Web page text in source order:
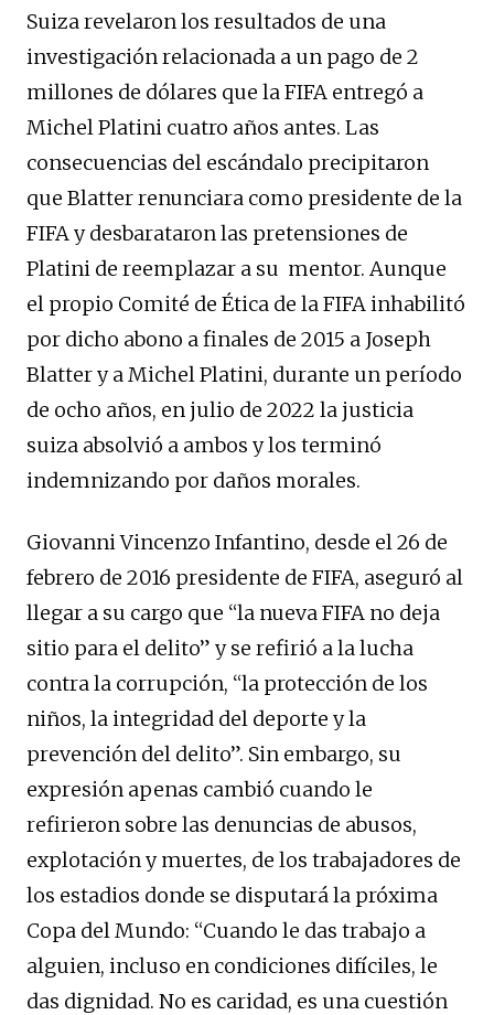
Suiza revelaron los resultados de una
investigación relacionada a un pago de 2
millones de dólares que la FIFA entregó a
Michel Platini cuatro años antes. Las
consecuencias del escándalo precipitaron
que Blatter renunciara como presidente de la
FIFA y desbarataron las pretensiones de
Platini de reemplazar a su mentor. Aunque
el propio Comité de Ética de la FIFA inhabilitó
por dicho abono a finales de 2015 a Joseph
Blatter y a Michel Platini, durante un período
de ocho años, en julio de 2022 la justicia
suiza absolvió a ambos y los terminó
indemnizando por daños morales.
Giovanni Vincenzo Infantino, desde el 26 de
febrero de 2016 presidente de FIFA, aseguró al
llegar a su cargo que “la nueva FIFA no deja
sitio para el delito” y se refirió a la lucha
contra la corrupción, “la protección de los
niños, la integridad del deporte y la
prevención del delito”. Sin embargo, su
expresión apenas cambió cuando le
refirieron sobre las denuncias de abusos,
explotación y muertes, de los trabajadores de
los estadios donde se disputará la próxima
Copa del Mundo: “Cuando le das trabajo a
alguien, incluso en condiciones difíciles, le
das dignidad. No es caridad, es una cuestión